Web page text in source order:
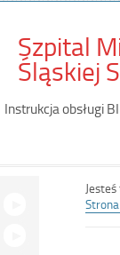
Szpital
Śląskiej
Instrukcja obsługi